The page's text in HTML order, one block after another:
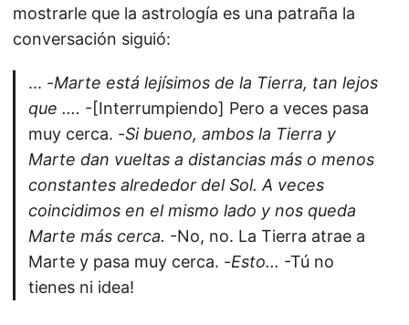
mostrarle que la astrología es una patraña la
conversación siguió:
... -Marte está lejísimos de la Tierra, tan lejos
que .... -[Interrumpiendo] Pero a veces pasa
muy cerca. -Si bueno, ambos la Tierra y
Marte dan vueltas a distancias más o menos
constantes alrededor del Sol. A veces
coincidimos en el mismo lado y nos queda
Marte más cerca. -No, no. La Tierra atrae a
Marte y pasa muy cerca. -Esto... -Tú no
tienes ni idea!